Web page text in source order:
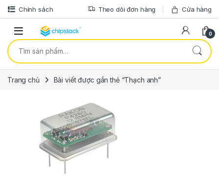
Bỏ qua để điều hướng
Bỏ qua nội dung
Chính sách Theo dõi đơn hàng Cửa hàng
0
Tìm kiếm:
Trang chủ Bài viết được gắn thẻ “Thạch anh”